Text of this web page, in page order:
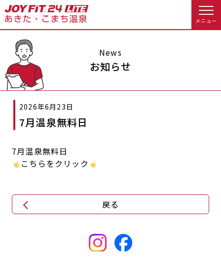
メニュー
店舗トップ
会員の方へトップ
会員様へのお知らせ
予約する
店舗情報・サービス よくあるご質問
入会のお手続きをする
入会するトップ
入会を悩まれている方へトップ
料金のご案内
JOYFIT YOGA
News
お知らせ
2026年6月23日
7月温泉無料日
7月温泉無料日
こちらをクリック
戻る